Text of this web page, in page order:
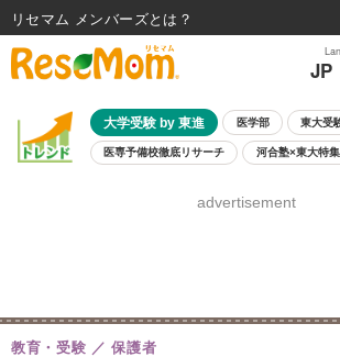
JP
大学受験 by 東進 医学部 東大受
医専予備校徹底リサーチ 河合塾×東大特集
8月開催学校説明会・相談会
advertisement
教育・受験 保護者
リセマム メンバーズ